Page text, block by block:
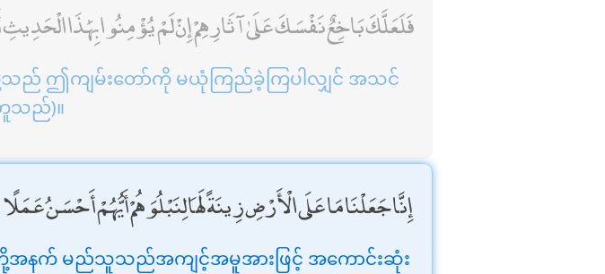
فَلَعَلَّكَ بَاخِعٌ نَفْسَكَ عَلَىٰ آثَارِهِمْ إِنْ لَمْ يُؤْمِنُوا بِهَٰذَا
ည် ဤကျမ်းတော်ကို မယုံကြည်ခဲ့ကြပါလျှင် အသင်
သည်)။
إِنَّا جَعَلْنَا مَا عَلَى الْأَرْضِ زِينَةً لَهَا لِنَبْلُوَهُمْ أَيُّهُمْ أَحْسَنُ عَمَلًا
နက် မည်သူသည်အကျင့်အမူအားဖြင့် အကောင်းဆုံး